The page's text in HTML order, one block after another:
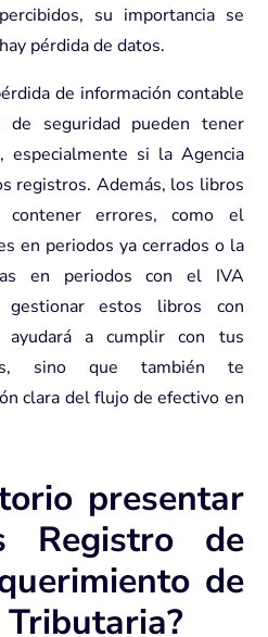
su importancia se
pérdida de datos.
de información contable
seguridad pueden tener
especialmente si la Agencia
registros. Además, los libros
errores, como el
en periodos ya cerrados o la
en periodos con el IVA
estos libros con
a cumplir con tus
sino que también te
clara del flujo de efectivo en
presentar
Registro de
de